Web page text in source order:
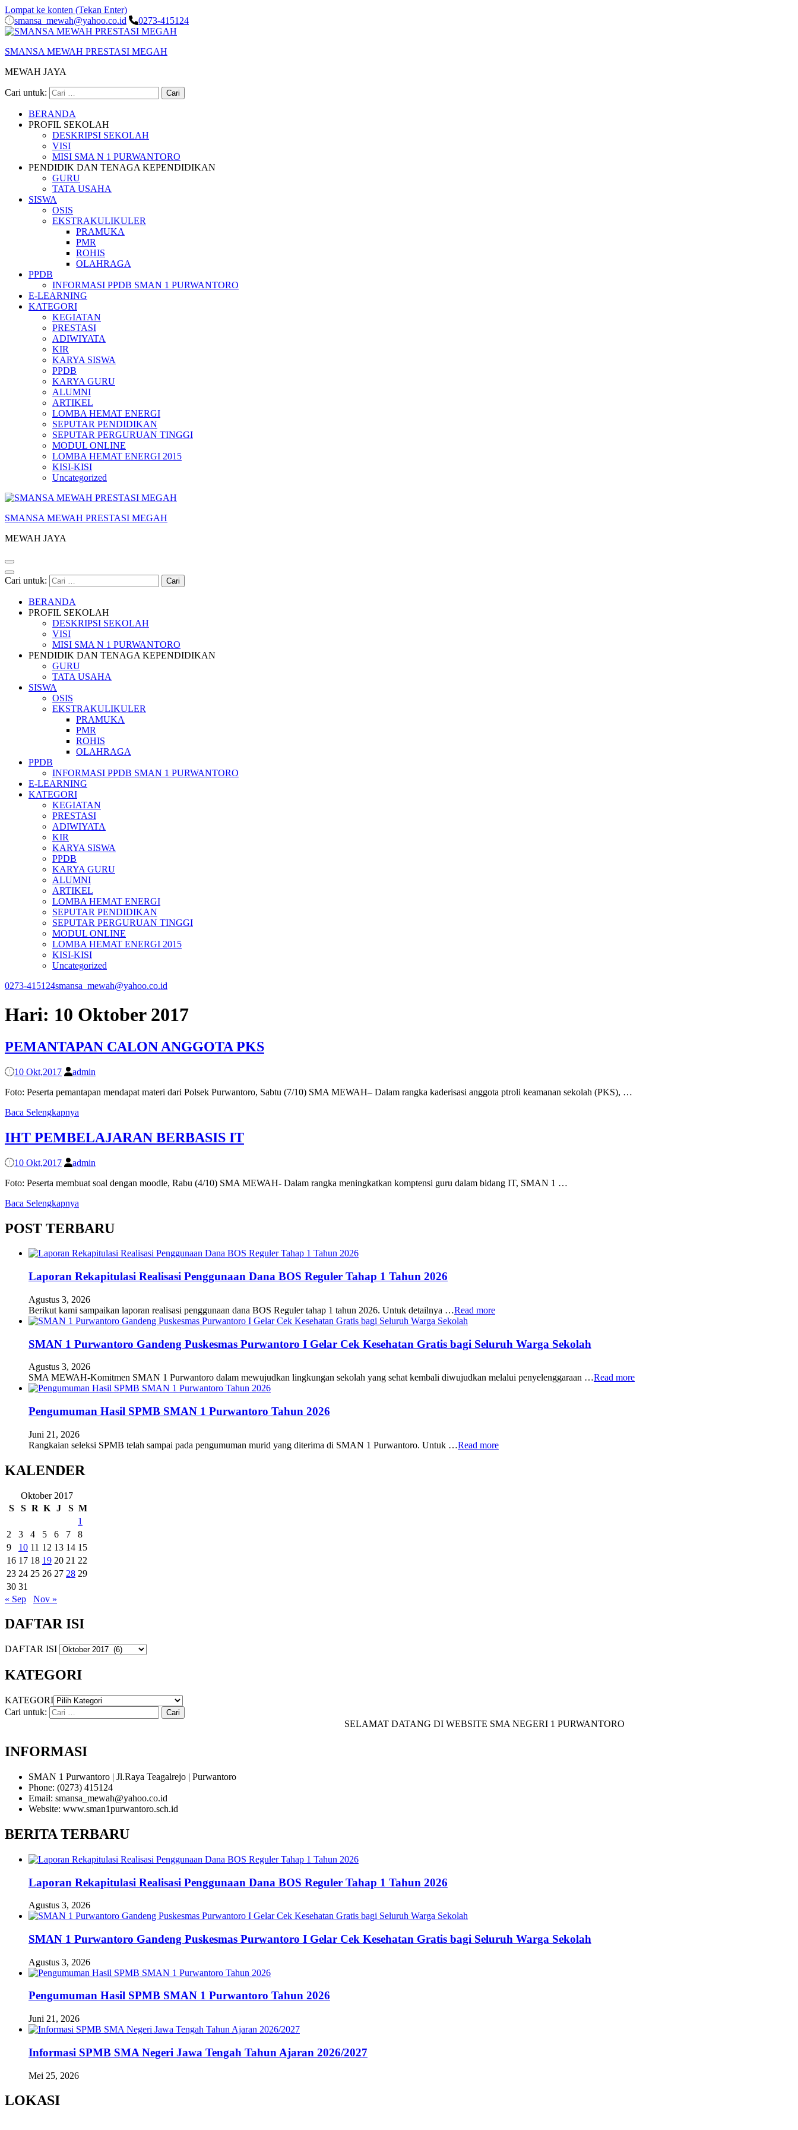
Lompat ke konten (Tekan Enter)
smansa_mewah@yahoo.co.id
0273-415124
SMANSA MEWAH PRESTASI MEGAH
MEWAH JAYA
Cari untuk:
BERANDA
PROFIL SEKOLAH
DESKRIPSI SEKOLAH
VISI
MISI SMA N 1 PURWANTORO
PENDIDIK DAN TENAGA KEPENDIDIKAN
GURU
TATA USAHA
SISWA
OSIS
EKSTRAKULIKULER
PRAMUKA
PMR
ROHIS
OLAHRAGA
PPDB
INFORMASI PPDB SMAN 1 PURWANTORO
E-LEARNING
KATEGORI
KEGIATAN
PRESTASI
ADIWIYATA
KIR
KARYA SISWA
PPDB
KARYA GURU
ALUMNI
ARTIKEL
LOMBA HEMAT ENERGI
SEPUTAR PENDIDIKAN
SEPUTAR PERGURUAN TINGGI
MODUL ONLINE
LOMBA HEMAT ENERGI 2015
KISI-KISI
Uncategorized
SMANSA MEWAH PRESTASI MEGAH
MEWAH JAYA
Cari untuk:
BERANDA
PROFIL SEKOLAH
DESKRIPSI SEKOLAH
VISI
MISI SMA N 1 PURWANTORO
PENDIDIK DAN TENAGA KEPENDIDIKAN
GURU
TATA USAHA
SISWA
OSIS
EKSTRAKULIKULER
PRAMUKA
PMR
ROHIS
OLAHRAGA
PPDB
INFORMASI PPDB SMAN 1 PURWANTORO
E-LEARNING
KATEGORI
KEGIATAN
PRESTASI
ADIWIYATA
KIR
KARYA SISWA
PPDB
KARYA GURU
ALUMNI
ARTIKEL
LOMBA HEMAT ENERGI
SEPUTAR PENDIDIKAN
SEPUTAR PERGURUAN TINGGI
MODUL ONLINE
LOMBA HEMAT ENERGI 2015
KISI-KISI
Uncategorized
0273-415124smansa_mewah@yahoo.co.id
Hari: 10 Oktober 2017
PEMANTAPAN CALON ANGGOTA PKS
10 Okt,2017
admin
Foto: Peserta pemantapan mendapat materi dari Polsek Purwantoro, Sabtu (7/10) SMA MEWAH– Dalam rangka kaderisasi anggota ptroli keamanan sekolah (PKS), …
Baca Selengkapnya
IHT PEMBELAJARAN BERBASIS IT
10 Okt,2017
admin
Foto: Peserta membuat soal dengan moodle, Rabu (4/10) SMA MEWAH- Dalam rangka meningkatkan komptensi guru dalam bidang IT, SMAN 1 …
Baca Selengkapnya
POST TERBARU
Laporan Rekapitulasi Realisasi Penggunaan Dana BOS Reguler Tahap 1 Tahun 2026
Agustus 3, 2026
Berikut kami sampaikan laporan realisasi penggunaan dana BOS Reguler tahap 1 tahun 2026. Untuk detailnya …Read more
SMAN 1 Purwantoro Gandeng Puskesmas Purwantoro I Gelar Cek Kesehatan Gratis bagi Seluruh Warga Sekolah
Agustus 3, 2026
SMA MEWAH-Komitmen SMAN 1 Purwantoro dalam mewujudkan lingkungan sekolah yang sehat kembali diwujudkan melalui penyelenggaraan …Read more
Pengumuman Hasil SPMB SMAN 1 Purwantoro Tahun 2026
Juni 21, 2026
Rangkaian seleksi SPMB telah sampai pada pengumuman murid yang diterima di SMAN 1 Purwantoro. Untuk …Read more
KALENDER
Oktober 2017
S
S R K J S M
1
2
3 4 5 6 7
8
9
10 11 12 13 14 15
16 17 18 19 20 21 22
23 24 25 26 27 28 29
30 31
« Sep
Nov »
DAFTAR ISI
DAFTAR ISI
KATEGORI
KATEGORI
Cari untuk:
SELAMAT DATANG DI WEBSITE SMA NEGERI 1 PURWANTORO
INFORMASI
SMAN 1 Purwantoro | Jl.Raya Teagalrejo | Purwantoro
Phone: (0273) 415124
Email: smansa_mewah@yahoo.co.id
Website: www.sman1purwantoro.sch.id
BERITA TERBARU
Laporan Rekapitulasi Realisasi Penggunaan Dana BOS Reguler Tahap 1 Tahun 2026
Agustus 3, 2026
SMAN 1 Purwantoro Gandeng Puskesmas Purwantoro I Gelar Cek Kesehatan Gratis bagi Seluruh Warga Sekolah
Agustus 3, 2026
Pengumuman Hasil SPMB SMAN 1 Purwantoro Tahun 2026
Juni 21, 2026
Informasi SPMB SMA Negeri Jawa Tengah Tahun Ajaran 2026/2027
Mei 25, 2026
LOKASI